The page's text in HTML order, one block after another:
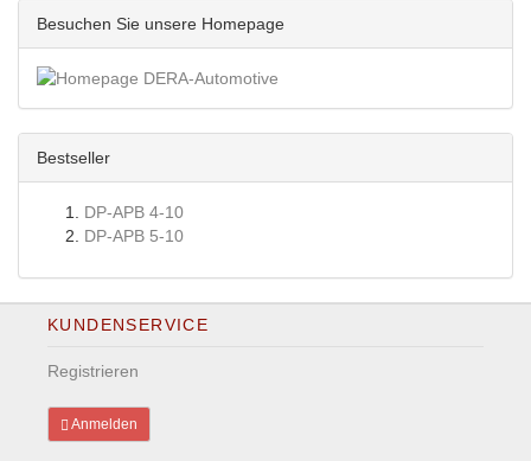
Besuchen Sie unsere Homepage
Bestseller
DP-APB 4-10
DP-APB 5-10
KUNDENSERVICE
Registrieren
Anmelden